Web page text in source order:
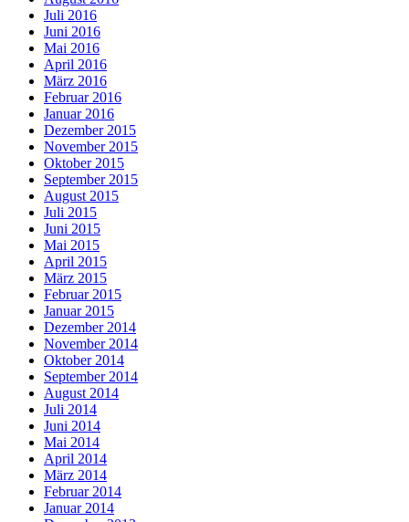
Juli 2016
Juni 2016
Mai 2016
April 2016
März 2016
Februar 2016
Januar 2016
Dezember 2015
November 2015
Oktober 2015
September 2015
August 2015
Juli 2015
Juni 2015
Mai 2015
April 2015
März 2015
Februar 2015
Januar 2015
Dezember 2014
November 2014
Oktober 2014
September 2014
August 2014
Juli 2014
Juni 2014
Mai 2014
April 2014
März 2014
Februar 2014
Januar 2014